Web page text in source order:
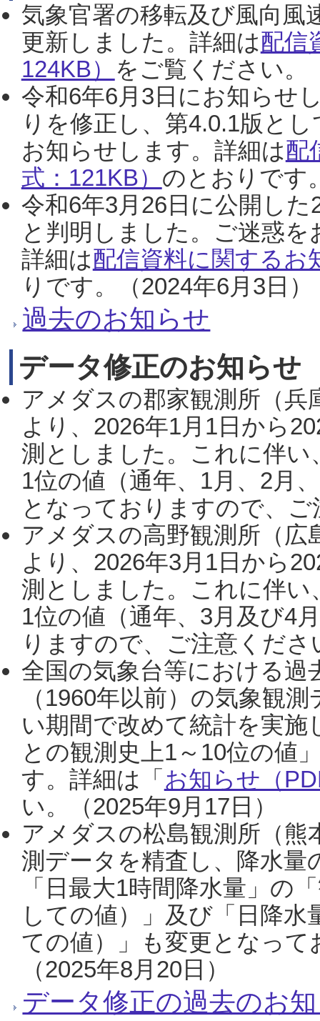
気象官署の移転及び風向風
更新しました。詳細は配信
124KB） をご覧ください。
令和6年6月3日にお知らせ
りを修正し、第4.0.1版と
お知らせします。詳細は配
式：121KB） のとおりです
令和6年3月26日に公開し
と判明しました。ご迷惑
詳細は配信資料に関するお
りです。（2024年6月3日）
過去のお知らせ
データ修正のお知らせ
アメダスの郡家観測所（
より、2026年1月1日から
測としました。これに伴い
1位の値（通年、1月、2月
となっておりますので、
アメダスの高野観測所（
より、2026年3月1日から
測としました。これに伴い
1位の値（通年、3月及び4
りますので、ご注意くだ
全国の気象台等における過
（1960年以前）の気象観
い期間で改めて統計を実
との観測史上1～10位の値
す。詳細は「 お知らせ（
い。（2025年9月17日）
アメダスの松島観測所（熊
測データを精査し、降水
「日最大1時間降水量」の
しての値）」及び「日降
ての値）」も変更となっ
（2025年8月20日）
データ修正の過去のお